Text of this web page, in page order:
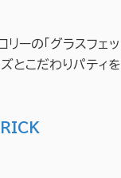
ーの「グラスフェッ
とこだわりパティを